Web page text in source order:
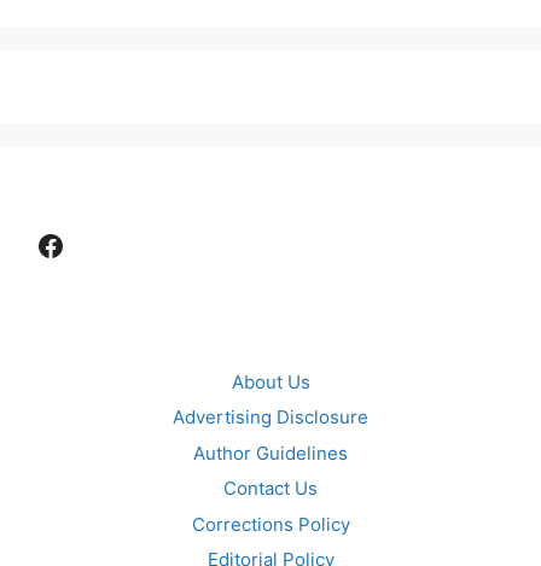
Facebook
About Us
Advertising Disclosure
Author Guidelines
Contact Us
Corrections Policy
Editorial Policy